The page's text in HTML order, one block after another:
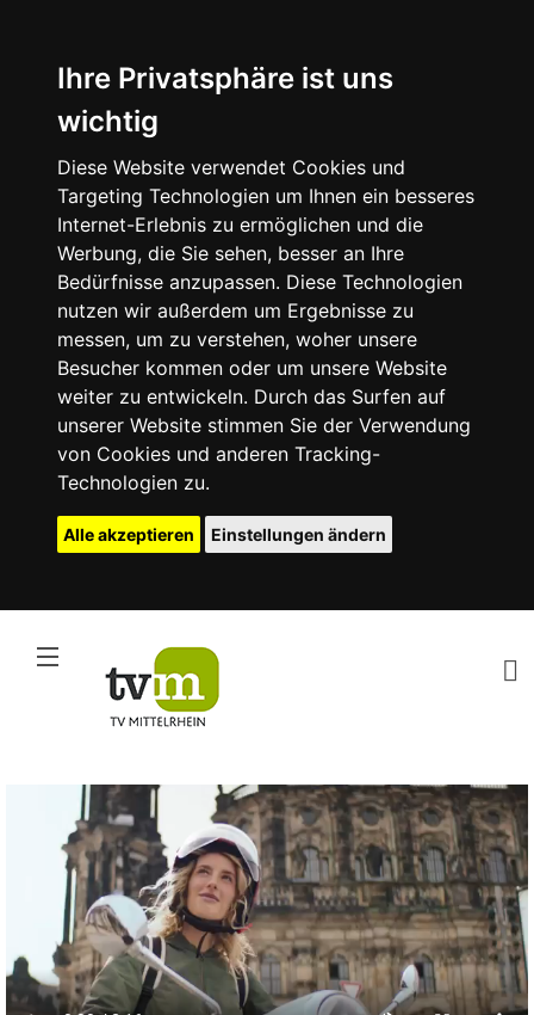
Ihre Privatsphäre ist uns
wichtig
Diese Website verwendet Cookies und
Targeting Technologien um Ihnen ein besseres
Internet-Erlebnis zu ermöglichen und die
Werbung, die Sie sehen, besser an Ihre
Bedürfnisse anzupassen. Diese Technologien
nutzen wir außerdem um Ergebnisse zu
messen, um zu verstehen, woher unsere
Besucher kommen oder um unsere Website
weiter zu entwickeln. Durch das Surfen auf
unserer Website stimmen Sie der Verwendung
von Cookies und anderen Tracking-
Technologien zu.
Alle akzeptieren Einstellungen ändern